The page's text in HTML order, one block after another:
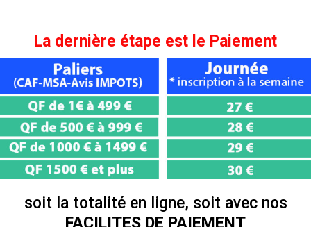
La dernière étape est le Paiement
soit la totalité en ligne, soit avec nos